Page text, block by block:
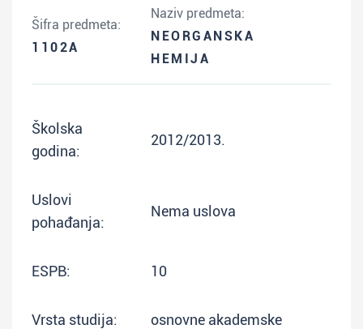
Šifra predmeta:
1102A
Naziv predmeta:
NEORGANSKA
HEMIJA
Školska
godina:
2012/2013.
Uslovi
pohađanja:
Nema uslova
ESPB: 10
Vrsta studija:
osnovne akademske